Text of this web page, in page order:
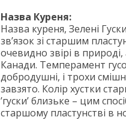
Назва Куреня:
Назва куреня, Зелені
зв’язок зі старшим
очевидно звірі в
Канади. Темперамент
добродушні, і трохи
завзято. Колір хустки
’гуски’ близьке – цим
старшому пластунстві в